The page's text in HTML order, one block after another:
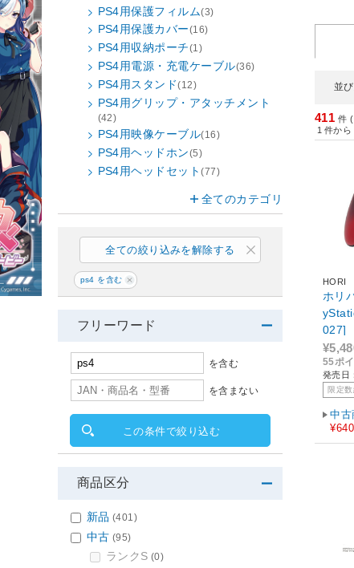
並び
411 件
1 件から
HORI
ホリ
027]
55ポ
発売日
限定数
中古
¥640
PS4用保護フィルム(3)
PS4用保護カバー(16)
PS4用収納ポーチ(1)
PS4用電源・充電ケーブル(36)
PS4用スタンド(12)
PS4用グリップ・アタッチメント
(42)
PS4用映像ケーブル(16)
PS4用ヘッドホン(5)
PS4用ヘッドセット(77)
全てのカテゴリ
全ての絞り込みを解除する
ps4 を含む
フリーワード
を含む
を含まない
この条件で絞り込む
商品区分
新品 (401)
中古 (95)
ランクS (0)